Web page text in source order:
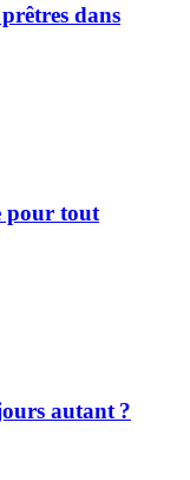
dans
pour tout
autant ?